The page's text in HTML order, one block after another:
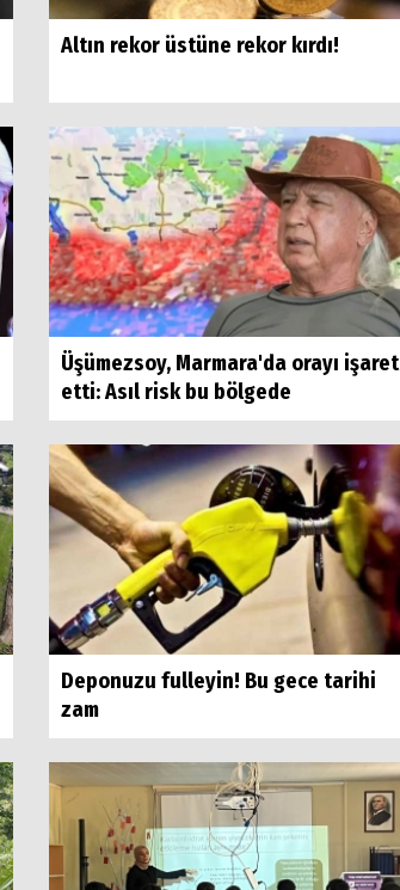
Altın rekor üstüne rekor kırdı!
Üşümezsoy, Marmara'da orayı işaret
etti: Asıl risk bu bölgede
Deponuzu fulleyin! Bu gece tarihi
zam